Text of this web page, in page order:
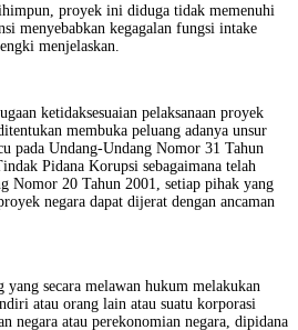
proyek ini diduga tidak memenuhi
menyebabkan kegagalan fungsi intake
menjelaskan.
ketidaksesuaian pelaksanaan proyek
membuka peluang adanya unsur
pada Undang-Undang Nomor 31 Tahun
Pidana Korupsi sebagaimana telah
Nomor 20 Tahun 2001, setiap pihak yang
negara dapat dijerat dengan ancaman
yang secara melawan hukum melakukan
atau orang lain atau suatu korporasi
negara atau perekonomian negara, dipidana